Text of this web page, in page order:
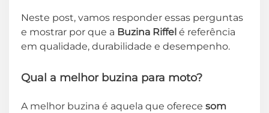
Neste post, vamos responder essas perguntas
e mostrar por que a Buzina Riffel é referência
em qualidade, durabilidade e desempenho.
Qual a melhor buzina para moto?
A melhor buzina é aquela que oferece som